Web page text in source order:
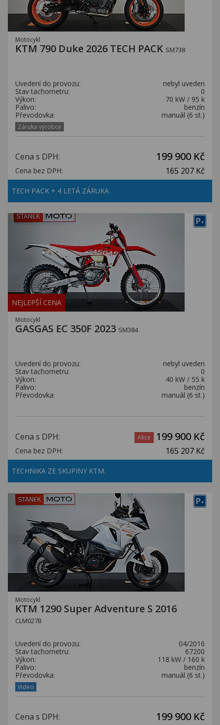
Motocykl
KTM 790 Duke 2026 TECH PACK SM738
Uvedení do provozu:
nebyl uveden
Stav tachometru:
0
Výkon:
70 kW / 95 k
Palivo:
benzín
Převodovka:
manuál (6 st.)
Záruka výrobce
Cena s DPH: 199 900 Kč
Cena bez DPH: 165 207 Kč
TECH PACK + 4 LETÁ ZÁRUKA
P+
NEJLEPŠÍ CENA
Motocykl
GASGAS EC 350F 2023 SM384
Uvedení do provozu:
nebyl uveden
Stav tachometru:
0
Výkon:
40 kW / 55 k
Palivo:
benzín
Převodovka:
manuál (6 st.)
Cena s DPH: Akce 199 900 Kč
Cena bez DPH: 165 207 Kč
TECHNIKA ZE SKUPINY KTM.
P+
Motocykl
KTM 1290 Super Adventure S 2016
CLM027B
Uvedení do provozu:
04/2016
Stav tachometru:
67200
Výkon:
118 kW / 160 k
Palivo:
benzín
Převodovka:
manuál (6 st.)
Video
Cena s DPH: 199 900 Kč